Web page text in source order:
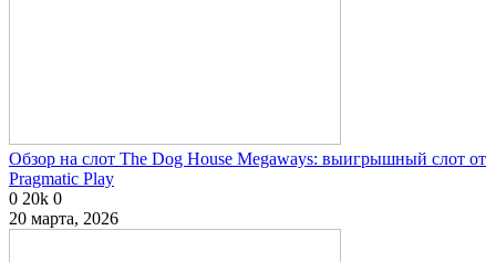
Обзор на слот The Dog House Megaways: выигрышный слот от
Pragmatic Play
0 20k 0
20 марта, 2026